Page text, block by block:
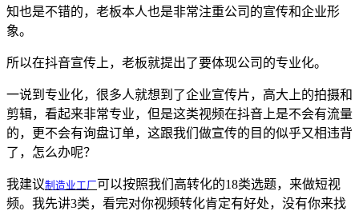
知也是不错的，老板本人也是非常注重公司的宣传和企业形
象。
所以在抖音宣传上，老板就提出了要体现公司的专业化。
一说到专业化，很多人就想到了企业宣传片，高大上的拍摄和
剪辑，看起来非常专业，但是这类视频在抖音上是不会有流量
的，更不会有询盘订单，这跟我们做宣传的目的似乎又相违背
了，怎么办呢？
我建议制造业工厂可以按照我们高转化的18类选题，来做短视
频。我先讲3类，看完对你视频转化肯定有好处，没有你来找